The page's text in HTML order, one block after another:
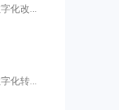
化改...
化转...